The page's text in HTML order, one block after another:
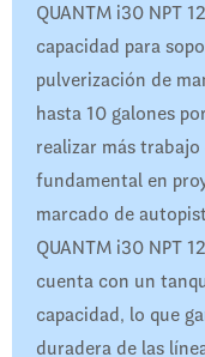
QUANTM i30 NPT
capacidad para
pulverización de
hasta 10 galones
realizar más
fundamental en
marcado de
QUANTM i30 NPT
cuenta con un
capacidad, lo que
duradera de las